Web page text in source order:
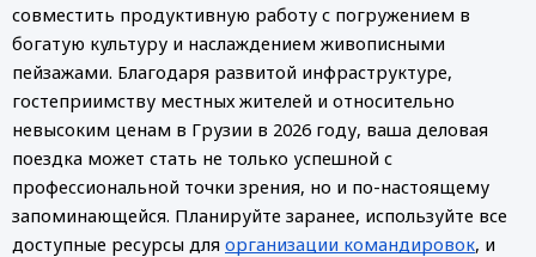
совместить продуктивную работу с погружением в
богатую культуру и наслаждением живописными
пейзажами. Благодаря развитой инфраструктуре,
гостеприимству местных жителей и относительно
невысоким ценам в Грузии в 2026 году, ваша деловая
поездка может стать не только успешной с
профессиональной точки зрения, но и по-настоящему
запоминающейся. Планируйте заранее, используйте все
доступные ресурсы для организации командировок, и